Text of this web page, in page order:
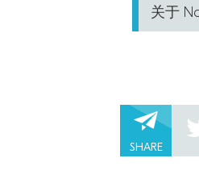
关于
SHARE